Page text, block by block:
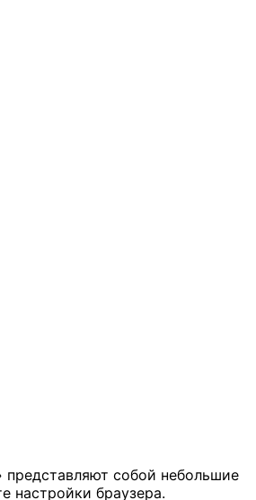
собой небольшие
настройки браузера.